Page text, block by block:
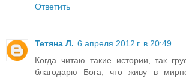
Ответить
Тетяна Л. 6 апреля 2012 г. в 20:49
Когда читаю такие истории, так
благодарю Бога, что живу в